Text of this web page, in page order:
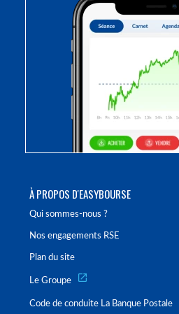
À PROPOS D'EASYBOURSE
Qui sommes-nous ?
Nos engagements RSE
Plan du site
Le Groupe
Code de conduite La Banque Postale